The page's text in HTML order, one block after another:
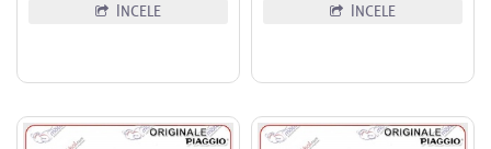
İNCELE İNCELE